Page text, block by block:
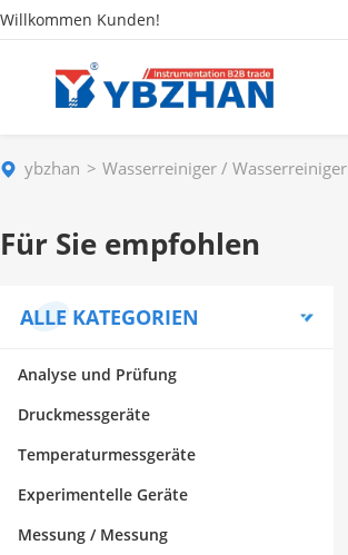
Willkommen Kunden!
ybzhan Wasserreiniger / Wasserreiniger
Für Sie empfohlen
ALLE KATEGORIEN
Analyse und Prüfung
Druckmessgeräte
Temperaturmessgeräte
Experimentelle Geräte
Messung / Messung